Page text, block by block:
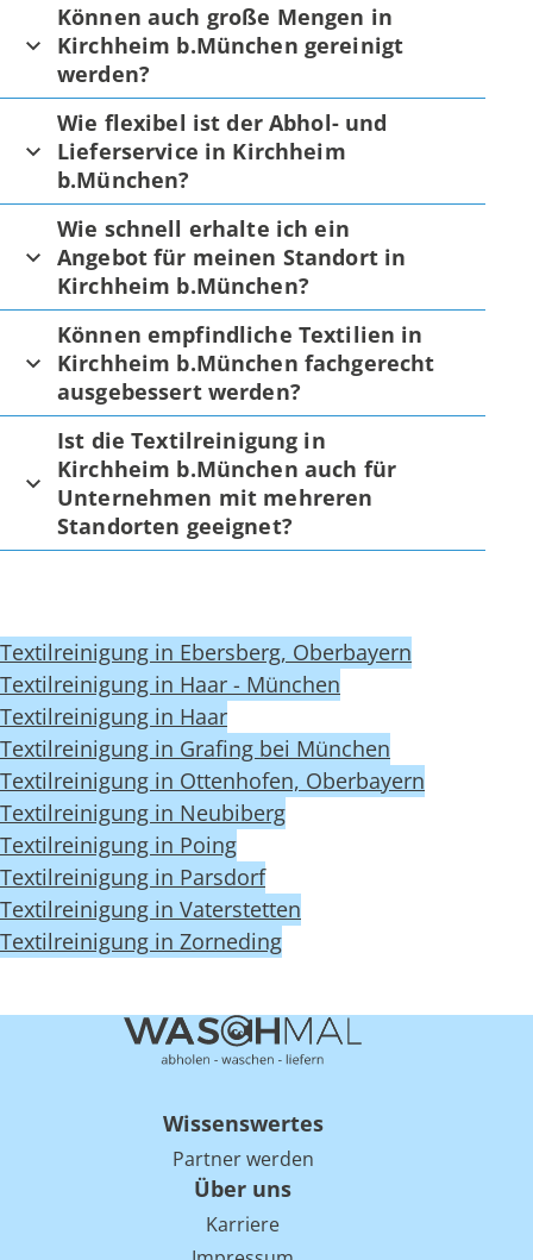
Können auch große Mengen in
Kirchheim b.München gereinigt
werden?
Wie flexibel ist der Abhol- und
Lieferservice in Kirchheim
b.München?
Wie schnell erhalte ich ein
Angebot für meinen Standort in
Kirchheim b.München?
Können empfindliche Textilien in
Kirchheim b.München fachgerecht
ausgebessert werden?
Ist die Textilreinigung in
Kirchheim b.München auch für
Unternehmen mit mehreren
Standorten geeignet?
Textilreinigung in Ebersberg, Oberbayern
Textilreinigung in Haar - München
Textilreinigung in Haar
Textilreinigung in Grafing bei München
Textilreinigung in Ottenhofen, Oberbayern
Textilreinigung in Neubiberg
Textilreinigung in Poing
Textilreinigung in Parsdorf
Textilreinigung in Vaterstetten
Textilreinigung in Zorneding
Wissenswertes
Partner werden
Über uns
Karriere